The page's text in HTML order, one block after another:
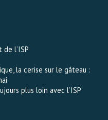
l’ISP
la cerise sur le gâteau :
plus loin avec l’ISP